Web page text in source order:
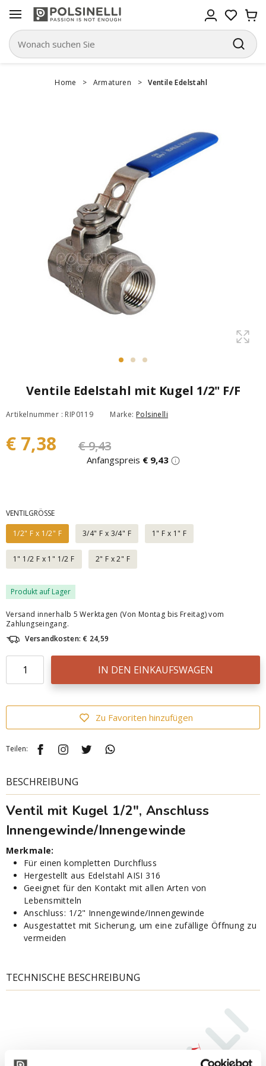
Home > Armaturen > Ventile Edelstahl
Ventile Edelstahl mit Kugel 1/2" F/F
Artikelnummer : RIP0119 Marke: Polsinelli
€ 7,38 € 9,43
Anfangspreis € 9,43
VENTILGRÖSSE
1/2" F x 1/2" F
3/4" F x 3/4" F 1" F x 1" F
1" 1/2 F x 1" 1/2 F 2" F x 2" F
Produkt auf Lager
Versand innerhalb 5 Werktagen (Von Montag bis Freitag) vom
Zahlungseingang.
Versandkosten: € 24,59
IN DEN EINKAUFSWAGEN
Zu Favoriten hinzufügen
Teilen:
BESCHREIBUNG
Ventil mit Kugel 1/2", Anschluss
Innengewinde/Innengewinde
Merkmale:
Für einen kompletten Durchfluss
Hergestellt aus Edelstahl AISI 316
Geeignet für den Kontakt mit allen Arten von
Lebensmitteln
Anschluss: 1/2" Innengewinde/Innengewinde
Ausgestattet mit Sicherung, um eine zufällige Öffnung zu
vermeiden
TECHNISCHE BESCHREIBUNG